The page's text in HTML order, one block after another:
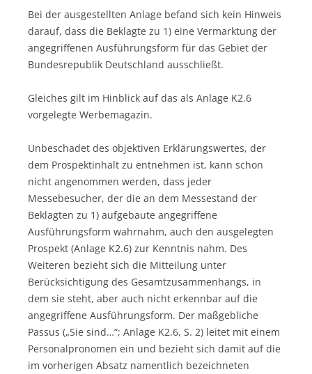
Bei der ausgestellten Anlage befand sich kein Hinweis
darauf, dass die Beklagte zu 1) eine Vermarktung der
angegriffenen Ausführungsform für das Gebiet der
Bundesrepublik Deutschland ausschließt.
Gleiches gilt im Hinblick auf das als Anlage K2.6
vorgelegte Werbemagazin.
Unbeschadet des objektiven Erklärungswertes, der
dem Prospektinhalt zu entnehmen ist, kann schon
nicht angenommen werden, dass jeder
Messebesucher, der die an dem Messestand der
Beklagten zu 1) aufgebaute angegriffene
Ausführungsform wahrnahm, auch den ausgelegten
Prospekt (Anlage K2.6) zur Kenntnis nahm. Des
Weiteren bezieht sich die Mitteilung unter
Berücksichtigung des Gesamtzusammenhangs, in
dem sie steht, aber auch nicht erkennbar auf die
angegriffene Ausführungsform. Der maßgebliche
Passus („Sie sind…“; Anlage K2.6, S. 2) leitet mit einem
Personalpronomen ein und bezieht sich damit auf die
im vorherigen Absatz namentlich bezeichneten